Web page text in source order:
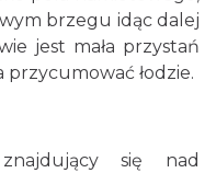
brzegu idąc dalej
jest mała przystań
przycumować łodzie.
się nad